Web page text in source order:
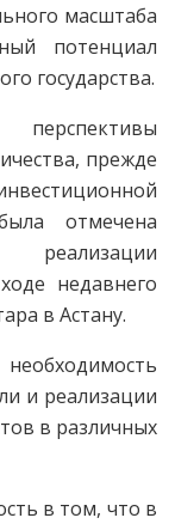
масштаба
потенциал
государства.
прежде
отмечена
недавнего
в Астану.
и реализации
в различных
в том, что в